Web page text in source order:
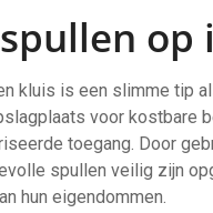
op
kluis is een slimme tip
voor kostbare
toegang. Door
spullen veilig zijn
hun eigendommen.